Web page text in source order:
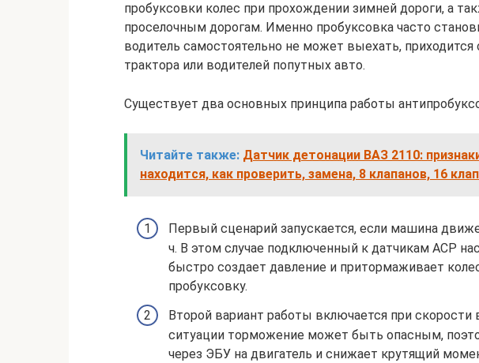
пробуксовки колес при прохождении зимней дороги, а
проселочным дорогам. Именно пробуксовка часто
водитель самостоятельно не может выехать,
трактора или водителей попутных авто.
Существует два основных принципа работы
Читайте также: Датчик детонации ВАЗ 2110:
находится, как проверить, замена, 8 клапанов, 16
Первый сценарий запускается, если машина
ч. В этом случае подключенный к датчикам АСР
быстро создает давление и притормаживает
пробуксовку.
Второй вариант работы включается при
ситуации торможение может быть опасным,
через ЭБУ на двигатель и снижает крутящий